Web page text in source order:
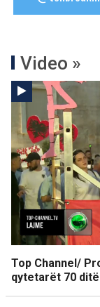
Video »
Top Channel/
qytetarët 70